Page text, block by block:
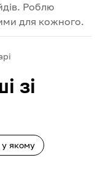
Роблю
для кожного.
зі
якому